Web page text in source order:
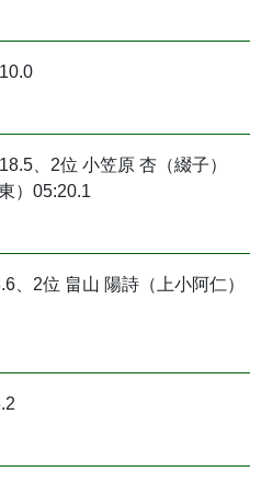
、2位 小笠原 杏（綴子）
）05:20.1
、2位 畠山 陽詩（上小阿仁）